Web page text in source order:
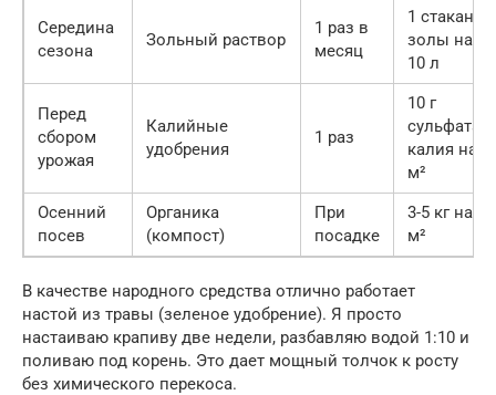
Середина
сезона
Зольный раствор
1 раз в
месяц
1 стакан
золы на
10 л
Перед
сбором
урожая
Калийные
удобрения
1 раз
10 г
сульфата
калия на
м²
Осенний
посев
Органика
(компост)
При
посадке
3-5 кг на
м²
В качестве народного средства отлично работает
настой из травы (зеленое удобрение). Я просто
настаиваю крапиву две недели, разбавляю водой 1:10 и
поливаю под корень. Это дает мощный толчок к росту
без химического перекоса.